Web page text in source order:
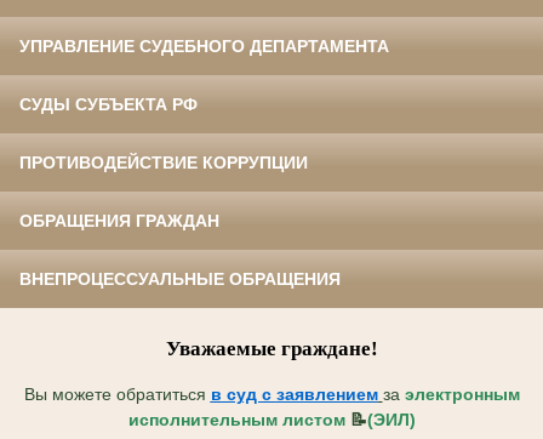
УПРАВЛЕНИЕ СУДЕБНОГО ДЕПАРТАМЕНТА
СУДЫ СУБЪЕКТА РФ
ПРОТИВОДЕЙСТВИЕ КОРРУПЦИИ
ОБРАЩЕНИЯ ГРАЖДАН
ВНЕПРОЦЕССУАЛЬНЫЕ ОБРАЩЕНИЯ
Уважаемые граждане!
Вы можете обратиться в суд с заявлением за электронным
исполнительным листом 📝(ЭИЛ)